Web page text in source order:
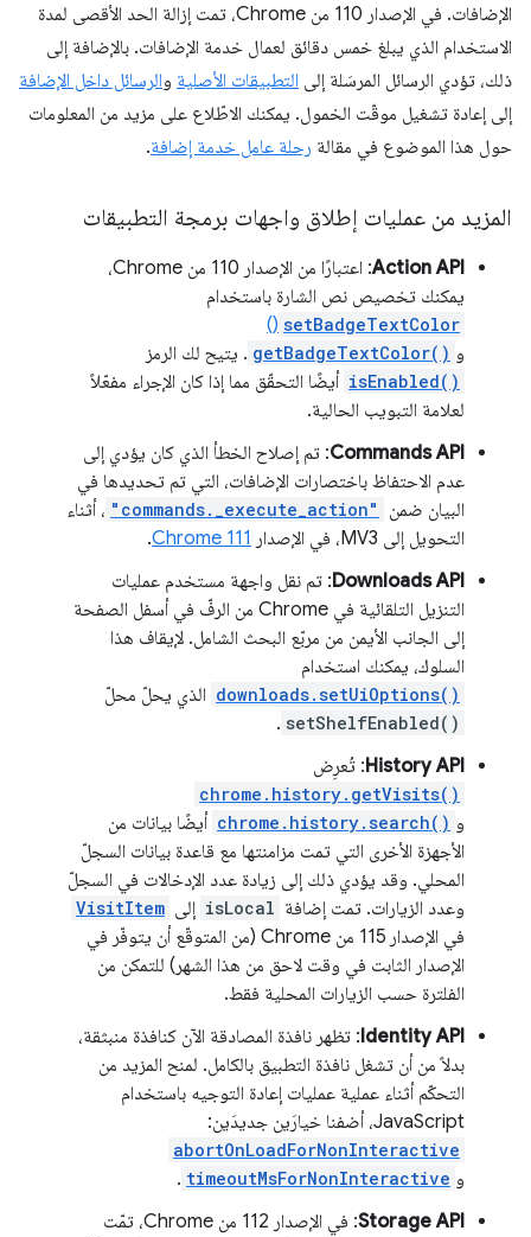
الإضافات. في الإصدار 110 من Chrome، تمت إزالة الحد الأقصى لمدة
الاستخدام الذي يبلغ خمس دقائق لعمال خدمة الإضافات. بالإضافة إلى
ذلك، تؤدي الرسائل المرسَلة إلى التطبيقات الأصلية والرسائل داخل الإضافة
إلى إعادة تشغيل موقّت الخمول. يمكنك الاطّلاع على مزيد من المعلومات
حول هذا الموضوع في مقالة رحلة عامل خدمة إضافة.
المزيد من عمليات إطلاق واجهات برمجة التطبيقات
Action API
: اعتبارًا من الإصدار 110 من Chrome،
يمكنك تخصيص نص الشارة باستخدام
setBadgeTextColor
()‎
و getBadgeTextColor() . يتيح لك الرمز
isEnabled() أيضًا التحقّق مما إذا كان الإجراء مفعّلاً
لعلامة التبويب الحالية.
Commands API: تم إصلاح الخطأ الذي كان يؤدي إلى
عدم الاحتفاظ باختصارات الإضافات، التي تم تحديدها في
البيان ضمن
"commands._execute_action" ، أثناء
التحويل إلى MV3، في الإصدار
Chrome 111
.
Downloads API: تم نقل واجهة مستخدم عمليات
التنزيل التلقائية في Chrome من الرفّ في أسفل الصفحة
إلى الجانب الأيمن من مربّع البحث الشامل. لإيقاف هذا
السلوك، يمكنك استخدام
downloads.setUiOptions() الذي يحلّ محلّ
setShelfEnabled()
.
History API: تُعرِض
chrome.history.getVisits()
و chrome.history.search() أيضًا بيانات من
الأجهزة الأخرى التي تمت مزامنتها مع قاعدة بيانات السجلّ
المحلي. وقد يؤدي ذلك إلى زيادة عدد الإدخالات في السجلّ
وعدد الزيارات. تمت إضافة isLocal إلى VisitItem
في الإصدار 115 من Chrome (من المتوقّع أن يتوفّر في
الإصدار الثابت في وقت لاحق من هذا الشهر) للتمكن من
الفلترة حسب الزيارات المحلية فقط.
Identity API: تظهر نافذة المصادقة الآن كنافذة منبثقة،
بدلاً من أن تشغل نافذة التطبيق بالكامل. لمنح المزيد من
التحكّم أثناء عملية عمليات إعادة التوجيه باستخدام
JavaScript، أضفنا خيارَين جديدَين:
abortOnLoadForNonInteractive
و timeoutMsForNonInteractive
.
Storage API
: في الإصدار 112 من Chrome، تمّت